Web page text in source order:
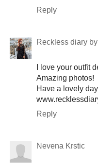
Reply
Reckless diary
I love your outfit
Amazing photos!
Have a lovely
Reply
Nevena Krstic